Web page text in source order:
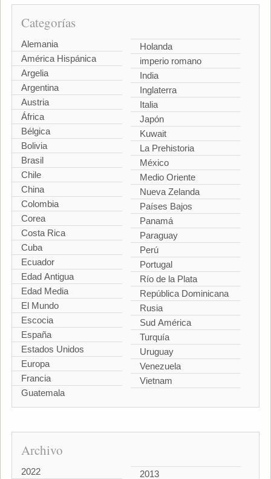
Categorías
Alemania
América Hispánica
Argelia
Argentina
Austria
África
Bélgica
Bolivia
Brasil
Chile
China
Colombia
Corea
Costa Rica
Cuba
Ecuador
Edad Antigua
Edad Media
El Mundo
Escocia
España
Estados Unidos
Europa
Francia
Guatemala
Holanda
imperio romano
India
Inglaterra
Italia
Japón
Kuwait
La Prehistoria
México
Medio Oriente
Nueva Zelanda
Países Bajos
Panamá
Paraguay
Perú
Portugal
Río de la Plata
República Dominicana
Rusia
Sud América
Turquía
Uruguay
Venezuela
Vietnam
Archivo
2022 2013